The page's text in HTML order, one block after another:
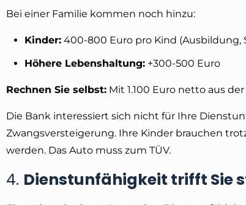
Bei einer Familie kommen noch hinzu:
Kinder: 400-800 Euro pro Kind
Höhere Lebenshaltung: +300-500 Euro
Rechnen Sie selbst: Mit 1.100 Euro netto aus
Die Bank interessiert sich nicht für Ihre
Zwangsversteigerung. Ihre Kinder brauchen
werden. Das Auto muss zum TÜV.
4. Dienstunfähigkeit trifft Sie